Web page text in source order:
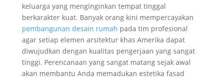
keluarga yang menginginkan tempat tinggal
berkarakter kuat. Banyak orang kini mempercayakan
pembangunan desain rumah pada tim profesional
agar setiap elemen arsitektur khas Amerika dapat
diwujudkan dengan kualitas pengerjaan yang sangat
tinggi. Perencanaan yang sangat matang sejak awal
akan membantu Anda memadukan estetika fasad